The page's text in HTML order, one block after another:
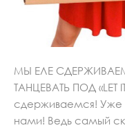
МЫ ЕЛЕ
ТАНЦЕВАТЬ ПОД «LET
сдерживаемся! Уже
нами! Ведь самый